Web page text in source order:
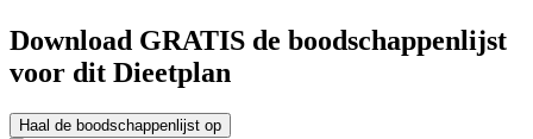
Download GRATIS de boodschappenlijst
voor dit Dieetplan
Haal de boodschappenlijst op